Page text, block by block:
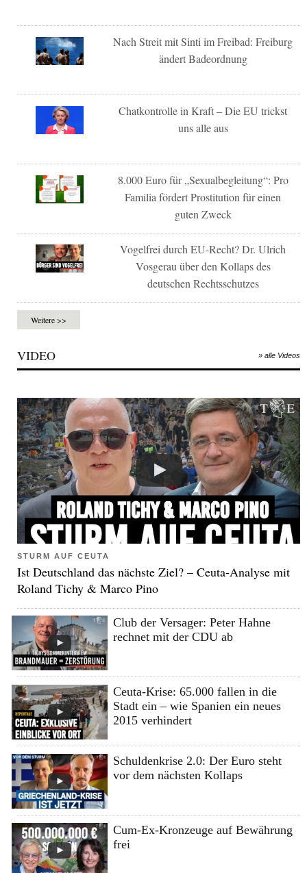
Nach Streit mit Sinti im Freibad: Freiburg
ändert Badeordnung
Chatkontrolle in Kraft – Die EU trickst
uns alle aus
8.000 Euro für „Sexualbegleitung“: Pro
Familia fördert Prostitution für einen
guten Zweck
Vogelfrei durch EU-Recht? Dr. Ulrich
Vosgerau über den Kollaps des
deutschen Rechtsschutzes
Weitere >>
VIDEO » alle Videos
STURM AUF CEUTA
Ist Deutschland das nächste Ziel? – Ceuta-Analyse mit
Roland Tichy & Marco Pino
Club der Versager: Peter Hahne
rechnet mit der CDU ab
Ceuta-Krise: 65.000 fallen in die
Stadt ein – wie Spanien ein neues
2015 verhindert
Schuldenkrise 2.0: Der Euro steht
vor dem nächsten Kollaps
Cum-Ex-Kronzeuge auf Bewährung
frei